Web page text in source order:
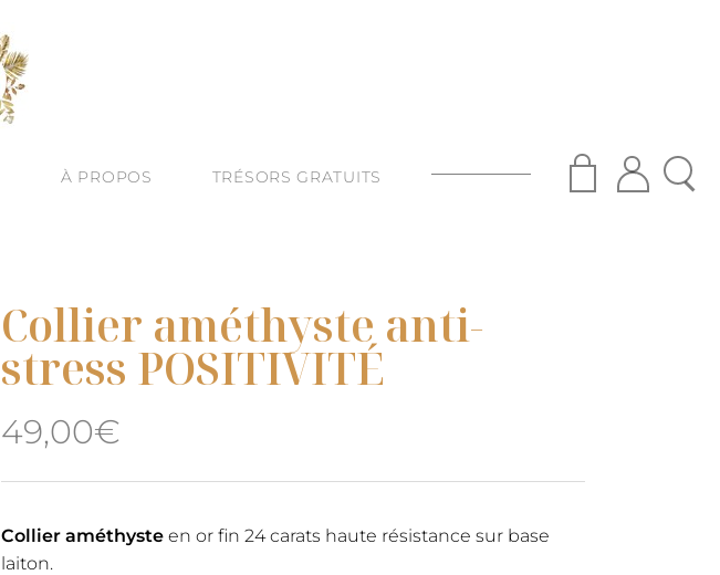
À PROPOS
ENGAGEMENTS
LE BLOG
TRÉSORS GRATUITS
Collier améthyste anti-
stress POSITIVITÉ
49,00€
Collier améthysteen or fin 24 carats haute résistance sur base
laiton.